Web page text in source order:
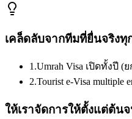
เคล็ดลับจากทีมที่ยื่นจริงทุ
1 .Umrah Visa เปิดทั้งปี (
2.Tourist e-Visa multiple
ให้เราจัดการให้ตั้งแต่ต้น